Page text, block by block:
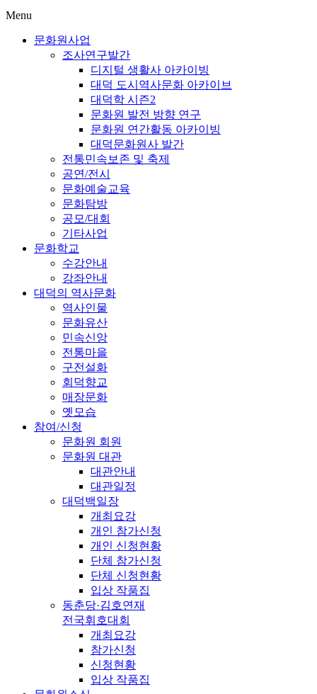
Menu
문화원사업
조사연구발간
디지털 생활사 아카이빙
대덕 도시역사문화 아카이브
대덕학 시즌2
문화원 발전 방향 연구
문화원 연간활동 아카이빙
대덕문화원사 발간
전통민속보존 및 축제
공연/전시
문화예술교육
문화탐방
공모/대회
기타사업
문화학교
수강안내
강좌안내
대덕의 역사문화
역사인물
문화유산
민속신앙
전통마을
구전설화
회덕향교
매장문화
옛모습
참여/신청
문화원 회원
문화원 대관
대관안내
대관일정
대덕백일장
개최요강
개인 참가신청
개인 신청현황
단체 참가신청
단체 신청현황
입상 작품집
동춘당·김호연재
전국휘호대회
개최요강
참가신청
신청현황
입상 작품집